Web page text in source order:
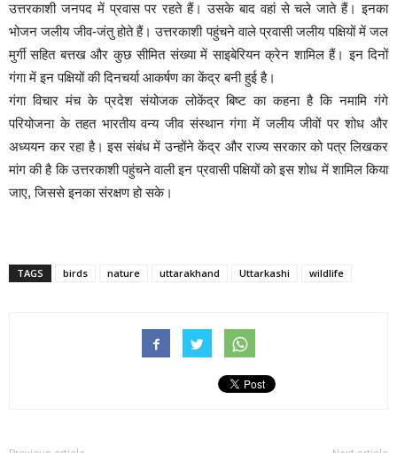
उत्तरकाशी जनपद में प्रवास पर रहते हैं। उसके बाद वहां से चले जाते हैं। इनका
भोजन जलीय जीव-जंतु होते हैं। उत्तरकाशी पहुंचने वाले प्रवासी जलीय पक्षियों में जल
मुर्गी सहित बत्तख और कुछ सीमित संख्या में साइबेरियन क्रेन शामिल हैं। इन दिनों
गंगा में इन पक्षियों की दिनचर्या आकर्षण का केंद्र बनी हुई है।
गंगा विचार मंच के प्रदेश संयोजक लोकेंद्र बिष्ट का कहना है कि नमामि गंगे
परियोजना के तहत भारतीय वन्य जीव संस्थान गंगा में जलीय जीवों पर शोध और
अध्ययन कर रहा है। इस संबंध में उन्होंने केंद्र और राज्य सरकार को पत्र लिखकर
मांग की है कि उत्तरकाशी पहुंचने वाली इन प्रवासी पक्षियों को इस शोध में शामिल किया
जाए, जिससे इनका संरक्षण हो सके।
TAGS birds nature uttarakhand Uttarkashi wildlife